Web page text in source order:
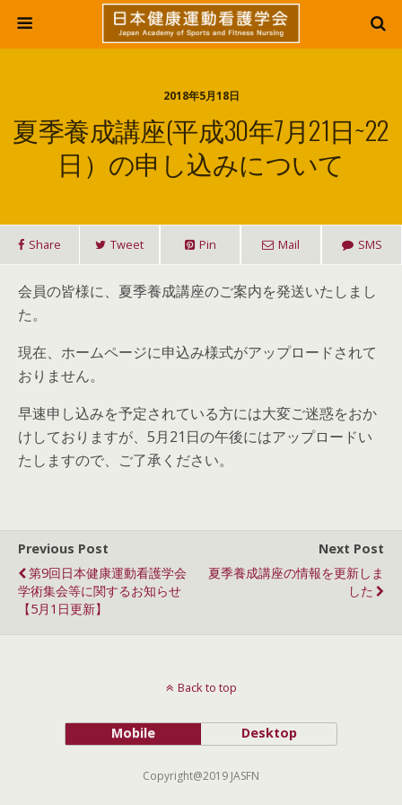
2018年5月18日
夏季養成講座(平成30年7月21日~22
日）の申し込みについて
Share Tweet Pin Mail SMS
会員の皆様に、夏季養成講座のご案内を発送いたしまし
た。
現在、ホームページに申込み様式がアップロードされて
おりません。
早速申し込みを予定されている方には大変ご迷惑をおか
けしておりますが、5月21日の午後にはアップロードい
たしますので、ご了承ください。
Previous Post
第9回日本健康運動看護学会
学術集会等に関するお知らせ
【5月1日更新】
Next Post
夏季養成講座の情報を更新しま
した
Back to top
Mobile Desktop
Copyright@2019 JASFN